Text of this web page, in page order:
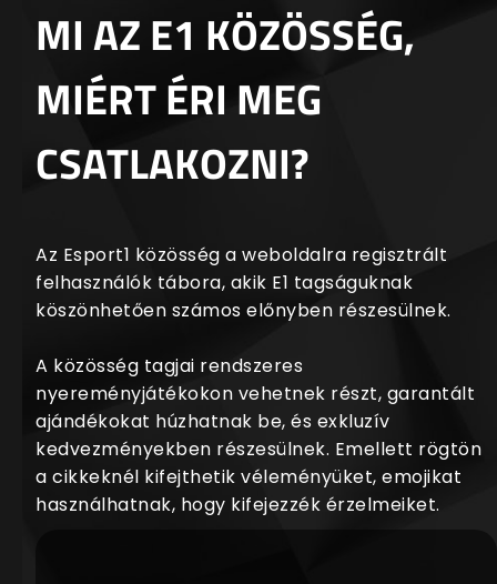
MI AZ E1 KÖZÖSSÉG,
MIÉRT ÉRI MEG
CSATLAKOZNI?
Az Esport1 közösség a weboldalra regisztrált
felhasználók tábora, akik E1 tagságuknak
köszönhetően számos előnyben részesülnek.
A közösség tagjai rendszeres
nyereményjátékokon vehetnek részt, garantált
ajándékokat húzhatnak be, és exkluzív
kedvezményekben részesülnek. Emellett rögtön
a cikkeknél kifejthetik véleményüket, emojikat
használhatnak, hogy kifejezzék érzelmeiket.